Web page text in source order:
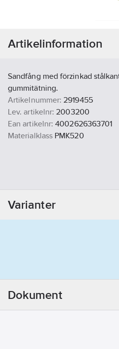
Artikelinformation
Sandfång med förzinkad
gummitätning.
Artikelnummer: 2919455
Lev. artikelnr: 2003200
Ean artikelnr: 4002626363701
Materialklass PMK520
Varianter
Dokument